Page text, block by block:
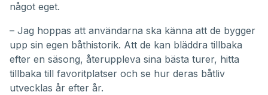
något eget.
– Jag hoppas att användarna ska känna att de bygger
upp sin egen båthistorik. Att de kan bläddra tillbaka
efter en säsong, återuppleva sina bästa turer, hitta
tillbaka till favoritplatser och se hur deras båtliv
utvecklas år efter år.